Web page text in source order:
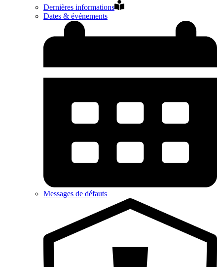
Dernières informations
Dates & événements
Messages de défauts